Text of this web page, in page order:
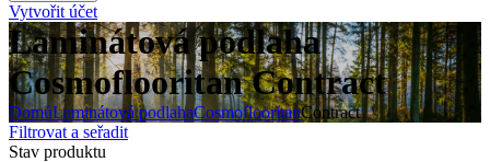
Vytvořit účet
Laminátová podlaha
Cosmoflooritan Contract
DomůLaminátová podlahaCosmoflooritanContract
Filtrovat a seřadit
Stav produktu